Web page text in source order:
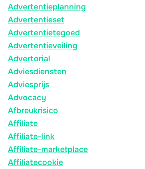
Advertentieplanning
Advertentieset
Advertentietegoed
Advertentieveiling
Advertorial
Adviesdiensten
Adviesprijs
Advocacy
Afbreukrisico
Affiliate
Affiliate-link
Affiliate-marketplace
Affiliatecookie